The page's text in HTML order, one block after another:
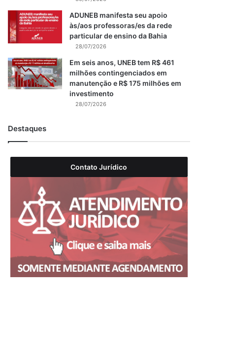
ADUNEB manifesta seu apoio
às/aos professoras/es da rede
particular de ensino da Bahia
28/07/2026
Em seis anos, UNEB tem R$ 461
milhões contingenciados em
manutenção e R$ 175 milhões em
investimento
28/07/2026
Destaques
Contato Jurídico